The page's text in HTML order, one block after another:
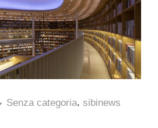
l’Agreement
on
Reforming
Research
Assessment
Senza categoria, sibinews